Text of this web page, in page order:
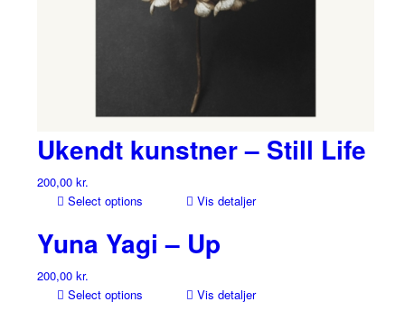
Ukendt kunstner – Still Life
200,00 kr.
Select options
Vis detaljer
Yuna Yagi – Up
200,00 kr.
Select options
Vis detaljer